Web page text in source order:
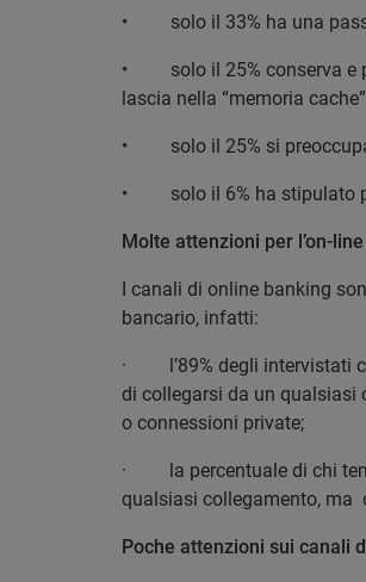
• solo il 33% ha una
•
solo il 25% conserva
lascia nella “memoria
• solo il 25% si
• solo il 6% ha stipulato
Molte attenzioni per l’on-
I canali di online banking
bancario, infatti:
·
l’89% degli intervistati
di collegarsi da un qualsiasi
o connessioni private;
·
la percentuale di chi
qualsiasi collegamento,
Poche attenzioni sui canali